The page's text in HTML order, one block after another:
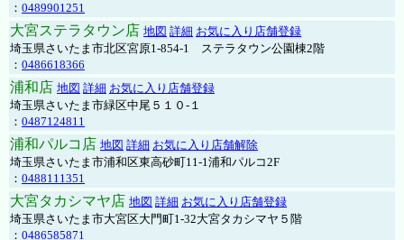
： 0489901251
大宮ステラタウン店 地図 詳細 お気に入り店舗登録
埼玉県さいたま市北区宮原1-854-1 ステラタウン公園棟2階
： 0486618366
浦和店 地図 詳細 お気に入り店舗登録
埼玉県さいたま市緑区中尾５１０-１
： 0487124811
浦和パルコ店 地図 詳細 お気に入り店舗解除
埼玉県さいたま市浦和区東高砂町11-1浦和パルコ2F
： 0488111351
大宮タカシマヤ店 地図 詳細 お気に入り店舗登録
埼玉県さいたま市大宮区大門町1-32大宮タカシマヤ５階
： 0486585871